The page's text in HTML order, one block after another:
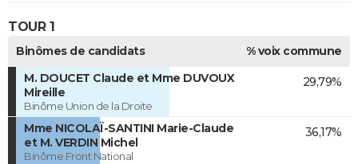
TOUR 1
Binômes de candidats
% voix commune
M. DOUCET Claude et Mme DUVOUX
Mireille
Binôme Union de la Droite
29,79%
Mme NICOLAÏ-SANTINI Marie-Claude
et M. VERDIN Michel
Binôme Front National
36,17%